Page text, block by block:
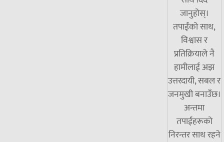
जानुहोस्।
तपाईंको साथ,
विश्वास र
प्रतिक्रियाले नै
हामीलाई अझ
उत्तरदायी, सबल र
जनमुखी बनाउँछ।
अन्तमा
तपाईंहरूको
निरन्तर साथ रहने